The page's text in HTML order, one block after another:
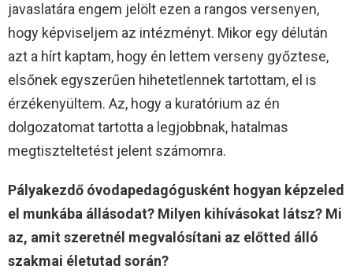
javaslatára engem jelölt ezen a rangos versenyen,
hogy képviseljem az intézményt. Mikor egy délután
azt a hírt kaptam, hogy én lettem verseny győztese,
elsőnek egyszerűen hihetetlennek tartottam, el is
érzékenyültem. Az, hogy a kuratórium az én
dolgozatomat tartotta a legjobbnak, hatalmas
megtiszteltetést jelent számomra.
Pályakezdő óvodapedagógusként hogyan képzeled
el munkába állásodat? Milyen kihívásokat látsz? Mi
az, amit szeretnél megvalósítani az előtted álló
szakmai életutad során?